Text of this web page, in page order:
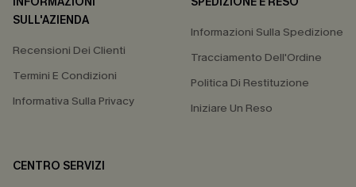
SULL'AZIENDA
Recensioni Dei Clienti
Termini E Condizioni
Informativa Sulla Privacy
Informazioni Sulla Spedizione
Tracciamento Dell'Ordine
Politica Di Restituzione
Iniziare Un Reso
CENTRO SERVIZI